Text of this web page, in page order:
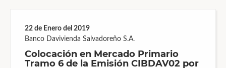
22 de Enero del 2019
Banco Davivienda Salvadoreño S.A.
Colocación en Mercado Primario
Tramo 6 de la Emisión CIBDAV02 por